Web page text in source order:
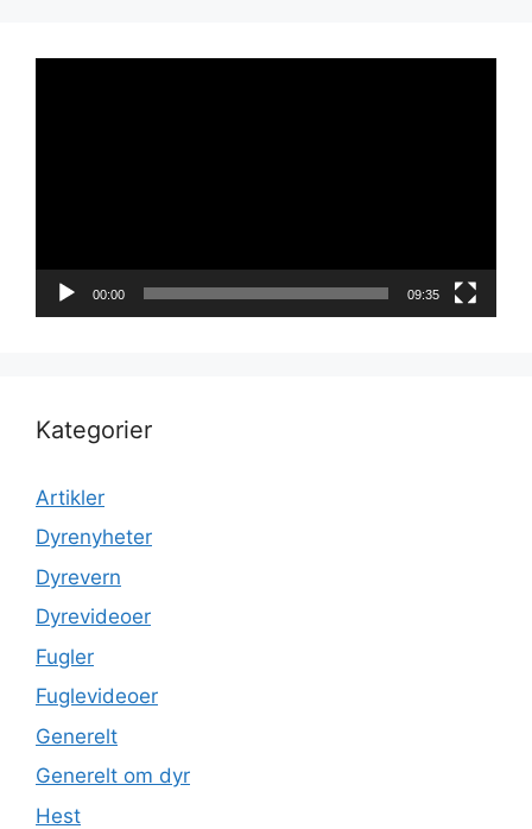
00:00 09:35
Kategorier
Artikler
Dyrenyheter
Dyrevern
Dyrevideoer
Fugler
Fuglevideoer
Generelt
Generelt om dyr
Hest